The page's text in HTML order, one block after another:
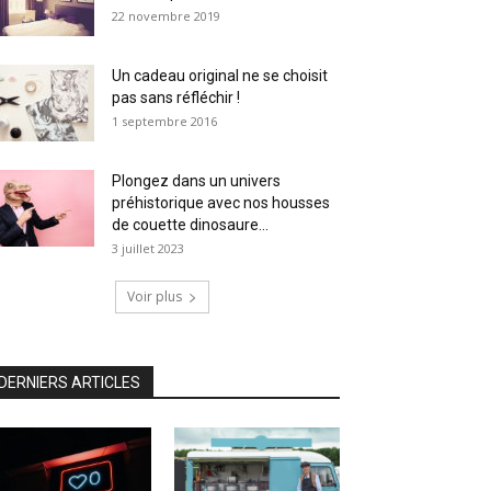
22 novembre 2019
Un cadeau original ne se choisit
pas sans réfléchir !
1 septembre 2016
Plongez dans un univers
préhistorique avec nos housses
de couette dinosaure...
3 juillet 2023
Voir plus
ARTICLES